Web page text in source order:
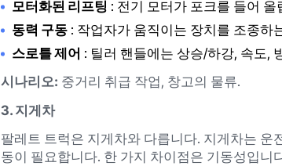
모터화된 리프팅 : 전기 모터가 포크를 들어 올
동력 구동: 작업자가 움직이는 장치를 조종하
스로틀 제어 : 틸러 핸들에는 상승/하강, 속도,
시나리오: 중거리 취급 작업, 창고의 물류.
3. 지게차
팔레트 트럭은 지게차와 다릅니다. 지게차는
동이 필요합니다. 한 가지 차이점은 기동성입